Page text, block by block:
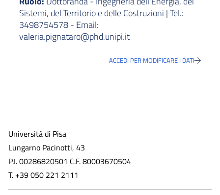
Sistemi, del Territorio e delle Costruzioni | Tel.:
3498754578 - Email:
valeria.pignataro@phd.unipi.it
ACCEDI PER MODIFICARE I DATI
Università di Pisa
Lungarno Pacinotti, 43
P.I. 00286820501 C.F. 80003670504
T. +39 050 221 2111